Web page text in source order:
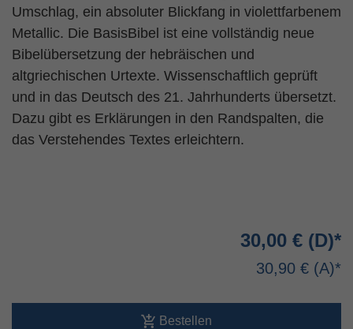
Umschlag, ein absoluter Blickfang in violettfarbenem
Metallic. Die BasisBibel ist eine vollständig neue
Bibelübersetzung der hebräischen und
altgriechischen Urtexte. Wissenschaftlich geprüft
und in das Deutsch des 21. Jahrhunderts übersetzt.
Dazu gibt es Erklärungen in den Randspalten, die
das Verstehendes Textes erleichtern.
30,00 €
30,90 €
Bestellen